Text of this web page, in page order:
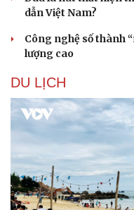
dẫn Việt Nam?
Công nghệ số thành
lượng cao
DU LỊCH